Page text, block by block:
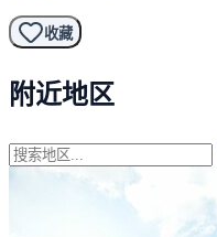
收藏
附近地区